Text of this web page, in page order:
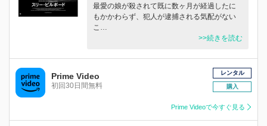
最愛の娘が殺されて既に数ヶ月が経過したに
もかかわらず、犯人が逮捕される気配がない
こ…
>>続きを読む
Prime Video
初回30日間無料
レンタル
購入
Prime Videoで今すぐ見る